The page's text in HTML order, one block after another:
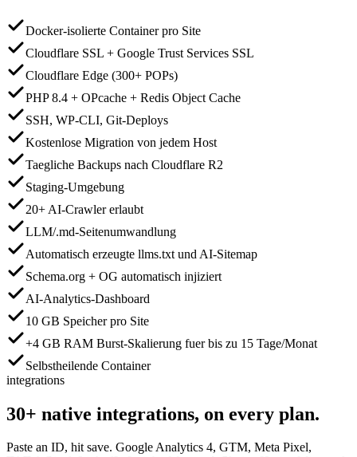
Docker-isolierte Container pro Site
Cloudflare SSL + Google Trust Services SSL
Cloudflare Edge (300+ POPs)
PHP 8.4 + OPcache + Redis Object Cache
SSH, WP-CLI, Git-Deploys
Kostenlose Migration von jedem Host
Taegliche Backups nach Cloudflare R2
Staging-Umgebung
20+ AI-Crawler erlaubt
LLM/.md-Seitenumwandlung
Automatisch erzeugte llms.txt und AI-Sitemap
Schema.org + OG automatisch injiziert
AI-Analytics-Dashboard
10 GB Speicher pro Site
+4 GB RAM Burst-Skalierung fuer bis zu 15 Tage/Monat
Selbstheilende Container
integrations
30+ native integrations, on every plan.
Paste an ID, hit save. Google Analytics 4, GTM, Meta Pixel,